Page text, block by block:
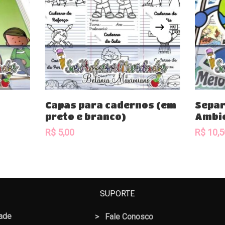
Comprar
Capas para cadernos (em
preto e branco)
R$5,00 R$
SUPORTE
> Fale Conosco